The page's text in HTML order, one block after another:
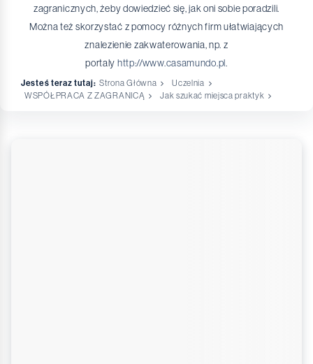
zagranicznych, żeby dowiedzieć się, jak oni sobie poradzili.
Można też skorzystać z pomocy różnych firm ułatwiających
znalezienie zakwaterowania, np. z
portaly http://www.casamundo.pl.
Jesteś teraz tutaj: Strona Główna
Uczelnia
WSPÓŁPRACA Z ZAGRANICĄ
Jak szukać miejsca praktyk